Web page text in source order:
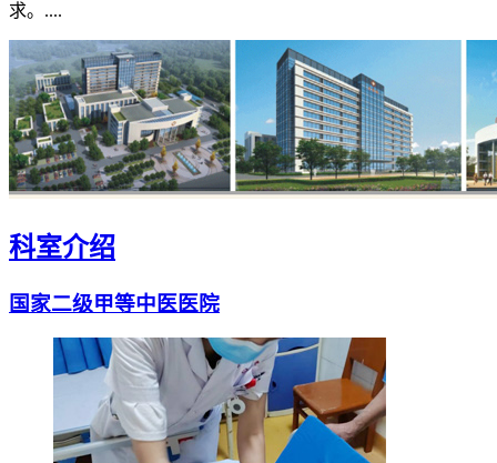
求。....
科室介绍
国家二级甲等中医医院